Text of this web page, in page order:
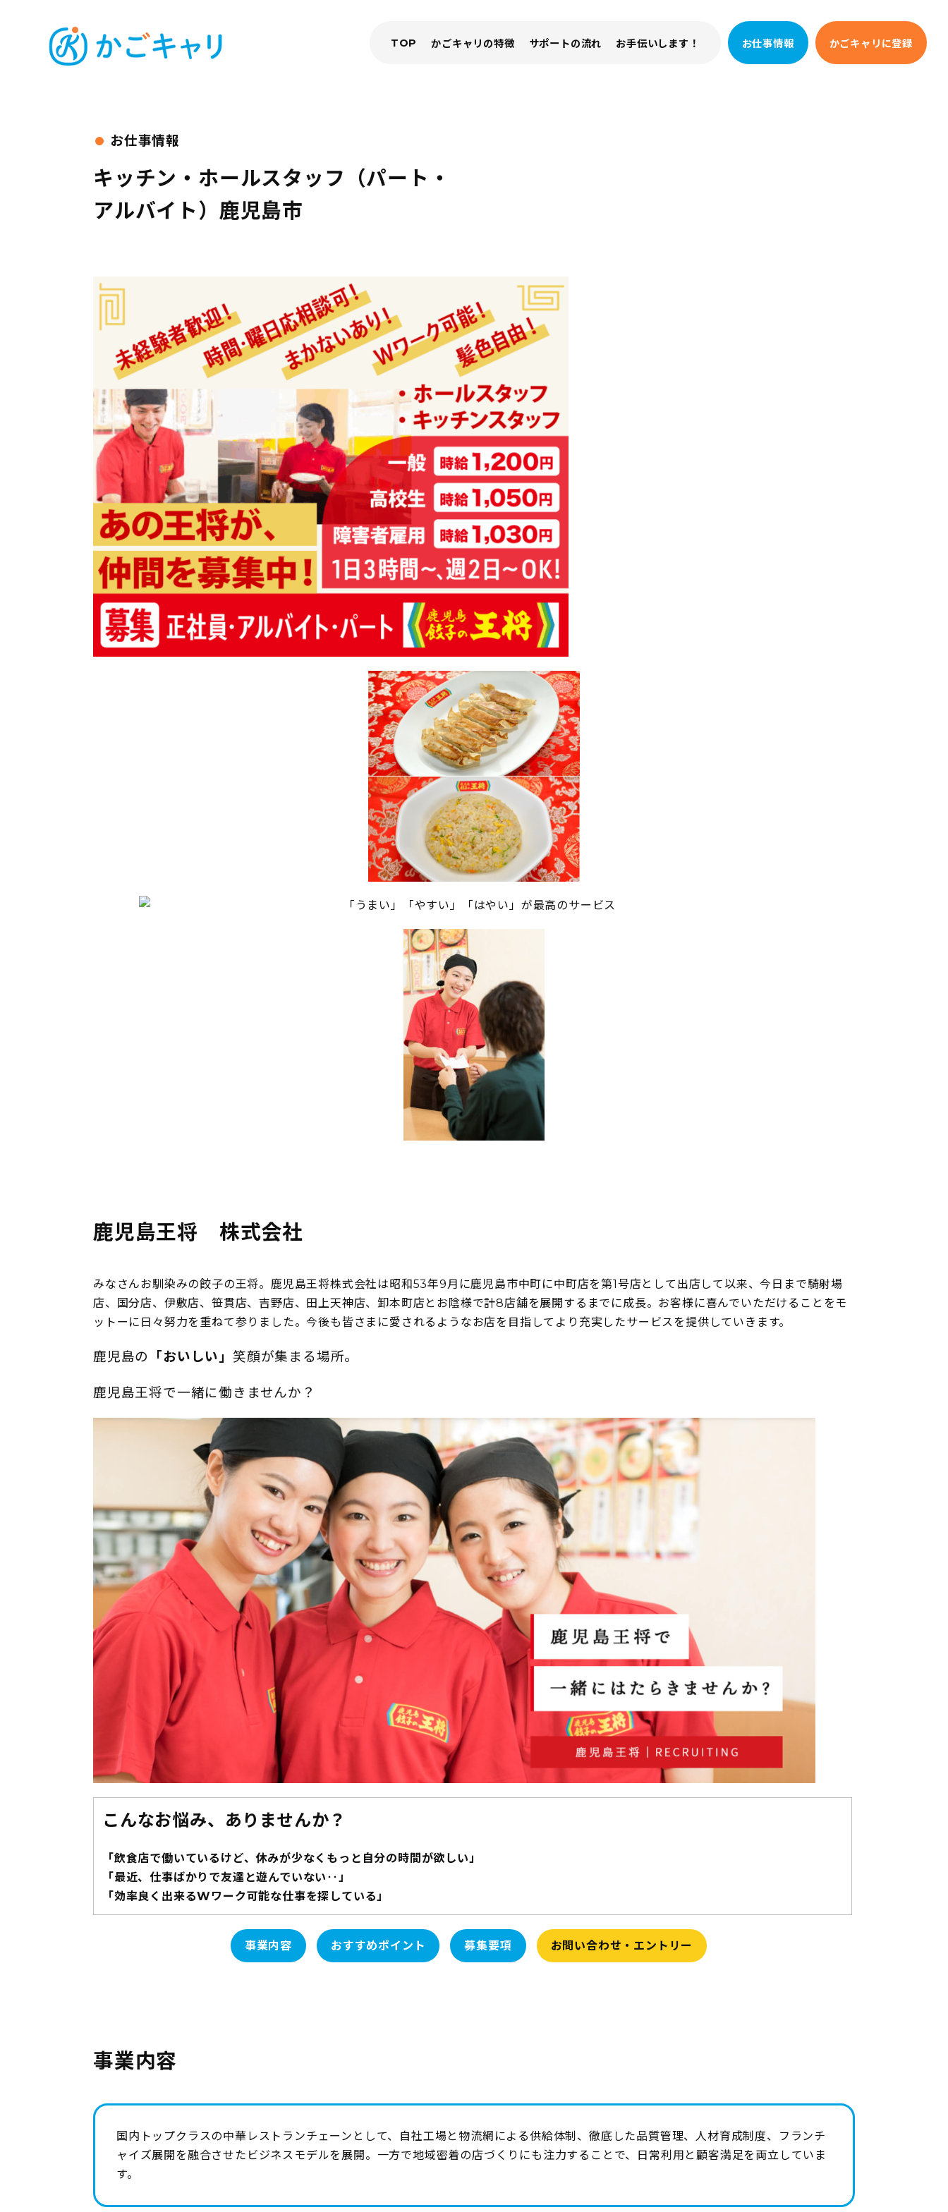
TOP かごキャリの特徴 サポートの流れ お手伝いします！ お仕事情報 かごキャリに登録
キッチン・ホールスタッフ（パート・
アルバイト）鹿児島市
鹿児島王将 株式会社
みなさんお馴染みの餃子の王将。鹿児島王将株式会社は昭和53年9月に鹿児島市中町に中町店を第1号店として出店して以来、今日まで騎射場
店、国分店、伊敷店、笹貫店、吉野店、田上天神店、卸本町店とお陰様で計8店舗を展開するまでに成長。お客様に喜んでいただけることをモ
ットーに日々努力を重ねて参りました。今後も皆さまに愛されるようなお店を目指してより充実したサービスを提供していきます。
鹿児島の 「おいしい」 笑顔が集まる場所。
鹿児島王将で一緒に働きませんか？
こんなお悩み、ありませんか？
「飲食店で働いているけど、休みが少なくもっと自分の時間が欲しい」
「最近、仕事ばかりで友達と遊んでいない‥」
「効率良く出来るWワーク可能な仕事を探している」
事業内容 おすすめポイント 募集要項 お問い合わせ・エントリー
事業内容
国内トップクラスの中華レストランチェーンとして、自社工場と物流網による供給体制、徹底した品質管理、人材育成制度、フランチ
ャイズ展開を融合させたビジネスモデルを展開。一方で地域密着の店づくりにも注力することで、日常利用と顧客満足を両立していま
す。